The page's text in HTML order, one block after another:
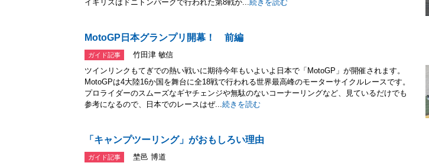
イギリスはドニトンパークで行われた第8戦か...続きを読む
MotoGP日本グランプリ開幕！ 前編
ガイド記事
竹田津 敏信
ツインリンクもてぎでの熱い戦いに期待今年もいよいよ日本で「MotoGP」が開催されます。
MotoGPは4大陸16か国を舞台に全18戦で行われる世界最高峰のモーターサイクルレースです。
プロライダーのスムーズなギヤチェンジや無駄のないコーナーリングなど、見ているだけでも
参考になるので、日本でのレースはぜ...続きを読む
「キャンプツーリング」がおもしろい理由
ガイド記事
埜邑 博道